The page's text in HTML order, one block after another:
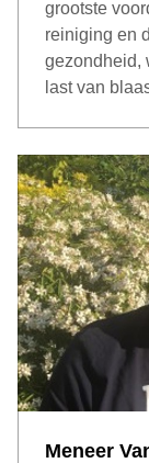
grootste
reiniging en
gezondheid,
last van
Meneer